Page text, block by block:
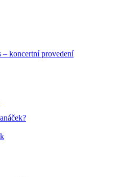
koncertní provedení